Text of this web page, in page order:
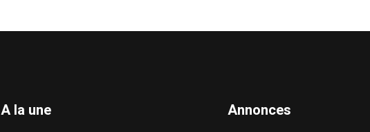
A la une Annonces